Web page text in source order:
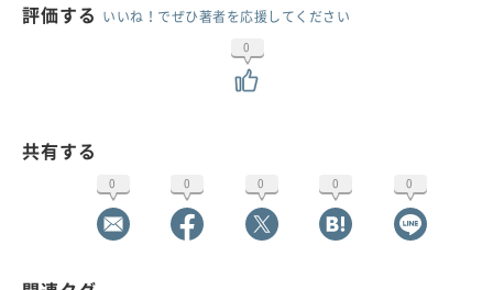
評価する いいね！でぜひ著者を応援してください
0
共有する
0 0 0 0 0